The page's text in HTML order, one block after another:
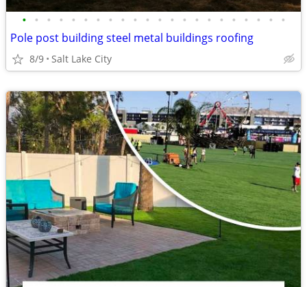
• • • • • • • • • • • • • • • • • • • • • •
Pole post building steel metal buildings roofing
8/9 Salt Lake City